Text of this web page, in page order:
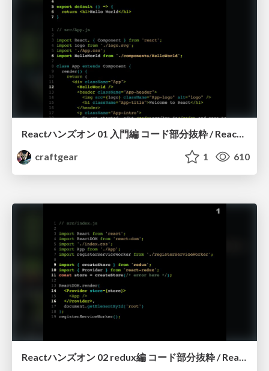
Reactハンズオン 01 入門編 コード部分抜粋 / React Handson 01 components (excerpt)
craftgear
1 610
Reactハンズオン 02 redux編 コード部分抜粋 / React Handson 02 redux (excerpt)